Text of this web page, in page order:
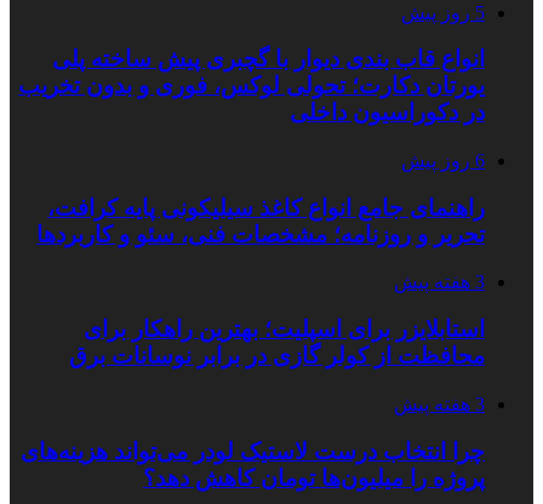
5 روز پیش
انواع قاب بندی دیوار با گچبری پیش ساخته پلی
یورتان دکارت؛ تحولی لوکس، فوری و بدون تخریب
در دکوراسیون داخلی
6 روز پیش
راهنمای جامع انواع کاغذ سیلیکونی پایه کرافت،
تحریر و روزنامه؛ مشخصات فنی، سئو و کاربردها
3 هفته پیش
استابلایزر برای اسپلیت؛ بهترین راهکار برای
محافظت از کولر گازی در برابر نوسانات برق
3 هفته پیش
چرا انتخاب درست لاستیک لودر می‌تواند هزینه‌های
پروژه را میلیون‌ها تومان کاهش دهد؟